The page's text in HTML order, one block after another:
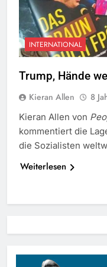
INTERNATIONAL
Trump, Hände
Kieran Allen 8
Kieran Allen von
kommentiert die
die Sozialisten
Weiterlesen